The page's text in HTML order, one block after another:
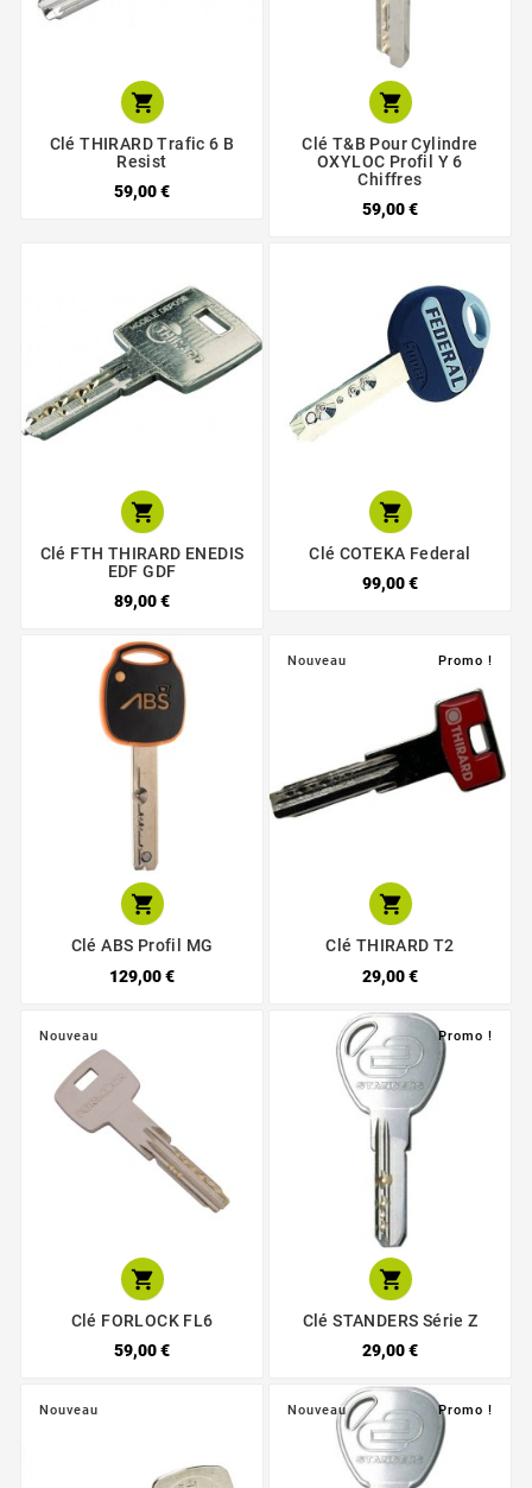

Clé THIRARD Trafic 6 B
Resist
59,00 €

Clé T&B Pour Cylindre
OXYLOC Profil Y 6
Chiffres
59,00 €

Clé FTH THIRARD ENEDIS
EDF GDF
89,00 €

Clé COTEKA Federal
99,00 €

Clé ABS Profil MG
129,00 €
Nouveau Promo !

Clé THIRARD T2
29,00 €
Nouveau

Clé FORLOCK FL6
59,00 €
Promo !

Clé STANDERS Série Z
29,00 €
Nouveau Nouveau Promo !